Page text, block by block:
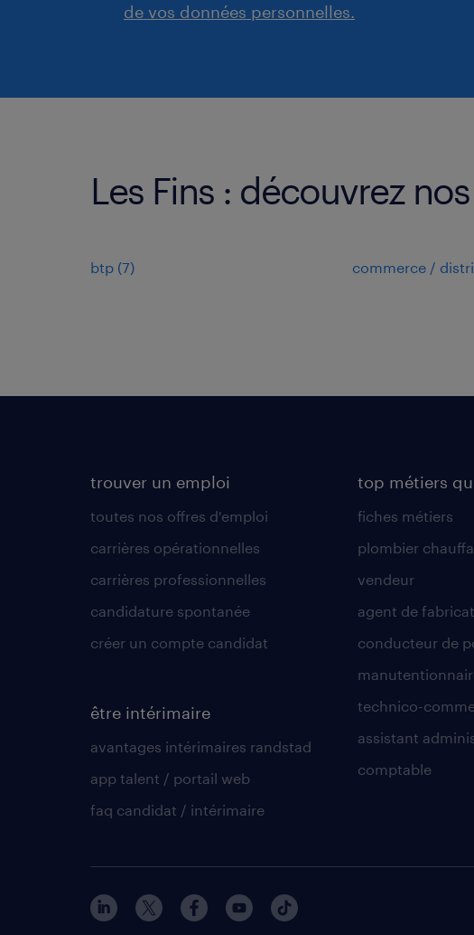
de vos données personnelles.
Les Fins : découvrez
btp (7) commerce /
trouver un emploi
toutes nos offres d'emploi
carrières opérationnelles
carrières professionnelles
candidature spontanée
créer un compte candidat
être intérimaire
avantages intérimaires randstad
app talent / portail web
faq candidat / intérimaire
top métiers
fiches métiers
plombier
vendeur
agent de
conducteur de
technico-
assistant
comptable